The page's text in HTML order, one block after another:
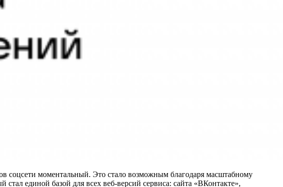
соцсети моментальный. Это стало возможным благодаря масштабному
единой базой для всех веб‑версий сервиса: сайта «ВКонтакте»,